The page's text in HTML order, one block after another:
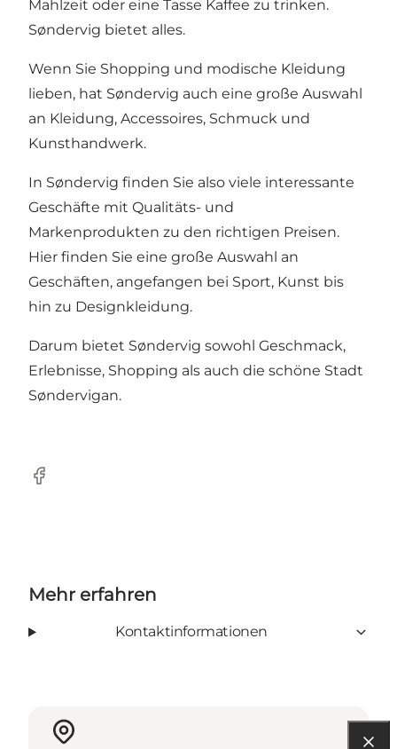
Mahlzeit oder eine Tasse Kaffee zu trinken.
Søndervig bietet alles.
Wenn Sie Shopping und modische Kleidung
lieben, hat Søndervig auch eine große Auswahl
an Kleidung, Accessoires, Schmuck und
Kunsthandwerk.
In Søndervig finden Sie also viele interessante
Geschäfte mit Qualitäts- und
Markenprodukten zu den richtigen Preisen.
Hier finden Sie eine große Auswahl an
Geschäften, angefangen bei Sport, Kunst bis
hin zu Designkleidung.
Darum bietet Søndervig sowohl Geschmack,
Erlebnisse, Shopping als auch die schöne Stadt
Søndervigan.
Facebook
Mehr erfahren
Kontaktinformationen